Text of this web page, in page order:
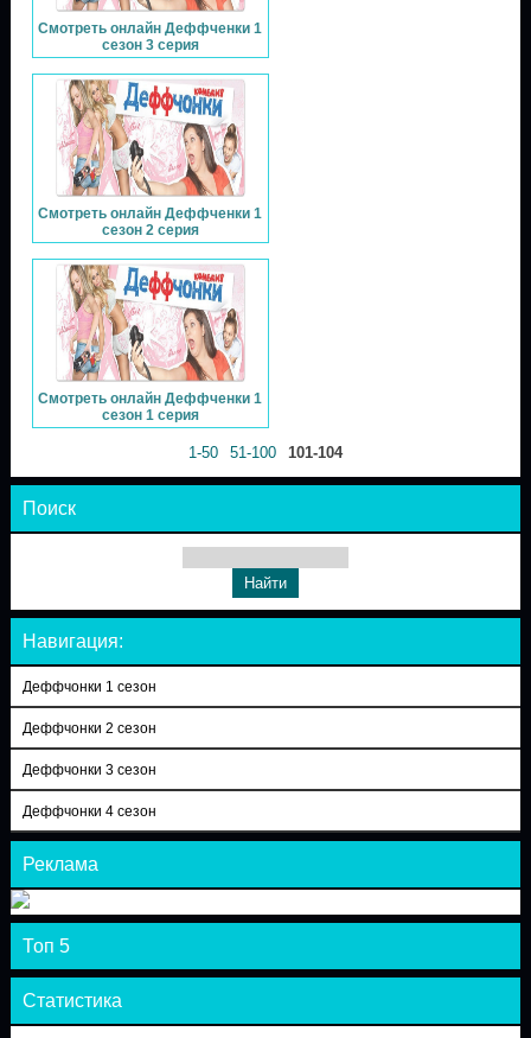
Смотреть онлайн Деффченки 1
сезон 3 серия
Смотреть онлайн Деффченки 1
сезон 2 серия
Смотреть онлайн Деффченки 1
сезон 1 серия
1-50 51-100 101-104
Поиск
Навигация:
Деффчонки 1 сезон
Деффчонки 2 сезон
Деффчонки 3 сезон
Деффчонки 4 сезон
Реклама
Топ 5
Статистика